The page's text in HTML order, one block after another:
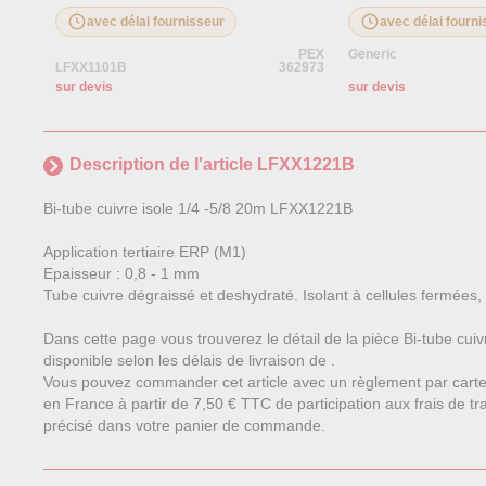
avec délai fournisseur
PEX
LFXX1101B
362973
sur devis
avec délai
Generic
sur devis
Description de l'article LFXX1221B
Bi-tube cuivre isole 1/4 -5/8 20m LFXX1221B
Application tertiaire ERP (M1)
Epaisseur : 0,8 - 1 mm
Tube cuivre dégraissé et deshydraté. Isolant à cellules
Dans cette page vous trouverez le détail de la pièce Bi-tube
disponible selon les délais de livraison de .
Vous pouvez commander cet article avec un règlement par
en France à partir de 7,50 € TTC de participation aux frais de
précisé dans votre panier de commande.